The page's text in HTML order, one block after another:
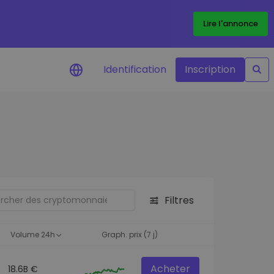
Lire l'annonce
d'investissement
Des informations pertinentes pour
Identification Inscription
Filtres
Volume 24h Graph. prix (7 j)
18.6B € Acheter